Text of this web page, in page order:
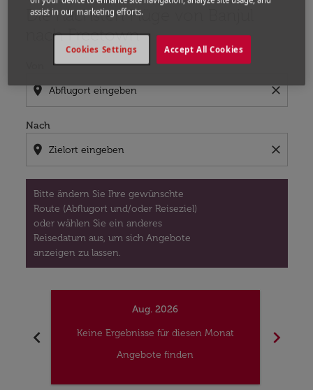
Die nächsten Flüge von Banjul
nach Freetown
location_on close
Nach
location_on close
Bitte ändern Sie Ihre gewünschte
Route (Abflugort und/oder Reiseziel)
oder wählen Sie ein anderes
Reisedatum aus, um sich Angebote
anzeigen zu lassen.
Bitte ändern Sie Ihre gewünschte Route (Abflugort
chevron_left
Aug. 2026
Keine Ergebnisse für diesen Monat
Angebote finden
chevron_right
assist in our marketing efforts.
Accept All Cookies
Cookies Settings